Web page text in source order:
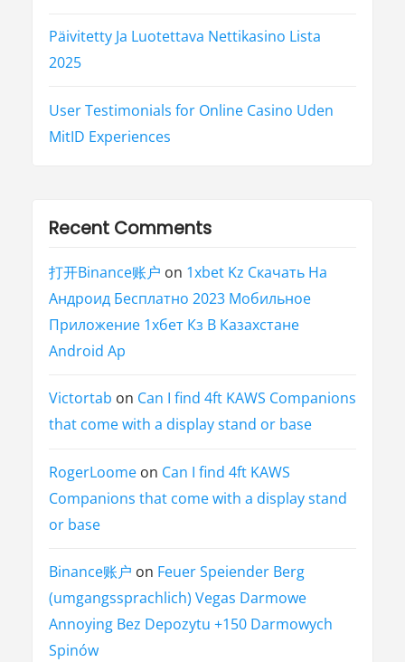
Päivitetty Ja Luotettava Nettikasino Lista
2025
User Testimonials for Online Casino Uden
MitID Experiences
Recent Comments
打开Binance账户 on 1xbet Kz Скачать На
Андроид Бесплатно 2023 Мобильное
Приложение 1хбет Кз В Казахстане
Android Ap
Victortab on Can I find 4ft KAWS Companions
that come with a display stand or base
RogerLoomeon Can I find 4ft KAWS
Companions that come with a display stand
or base
Binance账户 on Feuer Speiender Berg
(umgangssprachlich) Vegas Darmowe
Annoying Bez Depozytu +150 Darmowych
Spinów